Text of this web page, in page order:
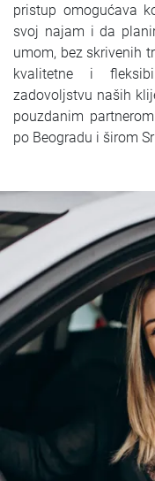
pristup omogućava
svoj najam i da
umom, bez skrivenih
kvalitetne i
zadovoljstvu naših
pouzdanim
po Beogradu i širom